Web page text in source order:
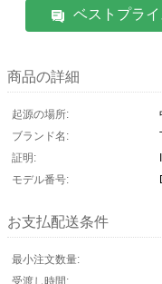
ベストプライ
商品の詳細
起源の場所:
ブランド名:
証明:
モデル番号:
お支払配送条件
最小注文数量:
受渡し時間: